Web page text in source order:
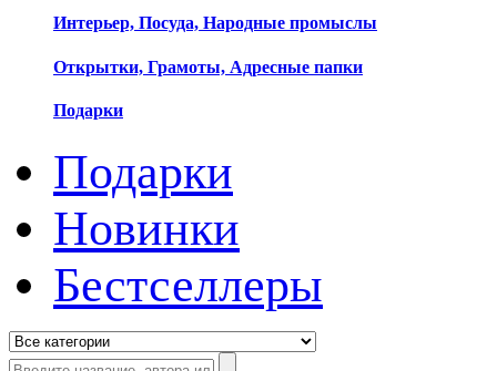
Интерьер, Посуда, Народные промыслы
Открытки, Грамоты, Адресные папки
Подарки
Подарки
Новинки
Бестселлеры